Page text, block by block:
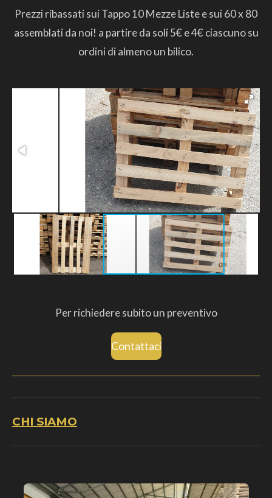
Prezzi ribassati sui Tappo 10 Mezze Liste e sui 60 x 80
assemblati da noi! a partire da soli 5€ e 4€ ciascuno su
ordini di almeno un bilico.
Per richiedere subito un preventivo
Contattaci
CHI SIAMO